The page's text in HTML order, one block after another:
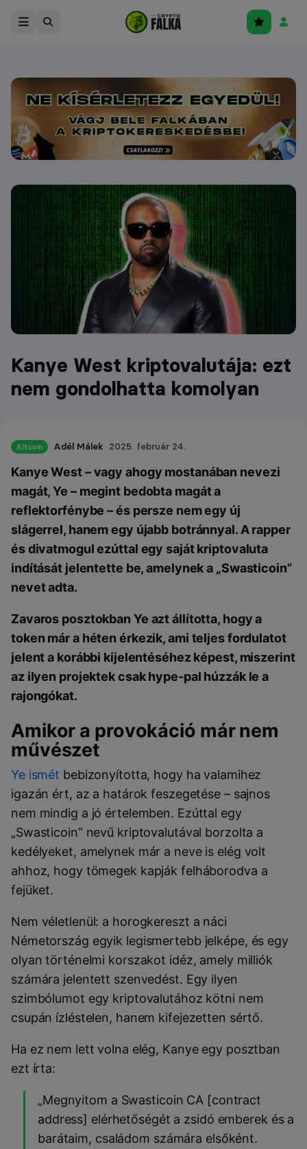
Kanye West kriptovalutája: ezt
nem gondolhatta komolyan
Altcoin Adél Málek 2025. február 24.
Kanye West – vagy ahogy mostanában nevezi
magát, Ye – megint bedobta magát a
reflektorfénybe – és persze nem egy új
slágerrel, hanem egy újabb botránnyal. A rapper
és divatmogul ezúttal egy saját kriptovaluta
indítását jelentette be, amelynek a „Swasticoin”
nevet adta.
Zavaros posztokban Ye azt állította, hogy a
token már a héten érkezik, ami teljes fordulatot
jelent a korábbi kijelentéséhez képest, miszerint
az ilyen projektek csak hype-pal húzzák le a
rajongókat.
Amikor a provokáció már nem
művészet
Ye ismét bebizonyította, hogy ha valamihez
igazán ért, az a határok feszegetése – sajnos
nem mindig a jó értelemben. Ezúttal egy
„Swasticoin” nevű kriptovalutával borzolta a
kedélyeket, amelynek már a neve is elég volt
ahhoz, hogy tömegek kapják felháborodva a
fejüket.
Nem véletlenül: a horogkereszt a náci
Németország egyik legismertebb jelképe, és egy
olyan történelmi korszakot idéz, amely milliók
számára jelentett szenvedést. Egy ilyen
szimbólumot egy kriptovalutához kötni nem
csupán ízléstelen, hanem kifejezetten sértő.
Ha ez nem lett volna elég, Kanye egy posztban
ezt írta:
„Megnyitom a Swasticoin CA [contract
address] elérhetőségét a zsidó emberek és a
barátaim, családom számára elsőként.